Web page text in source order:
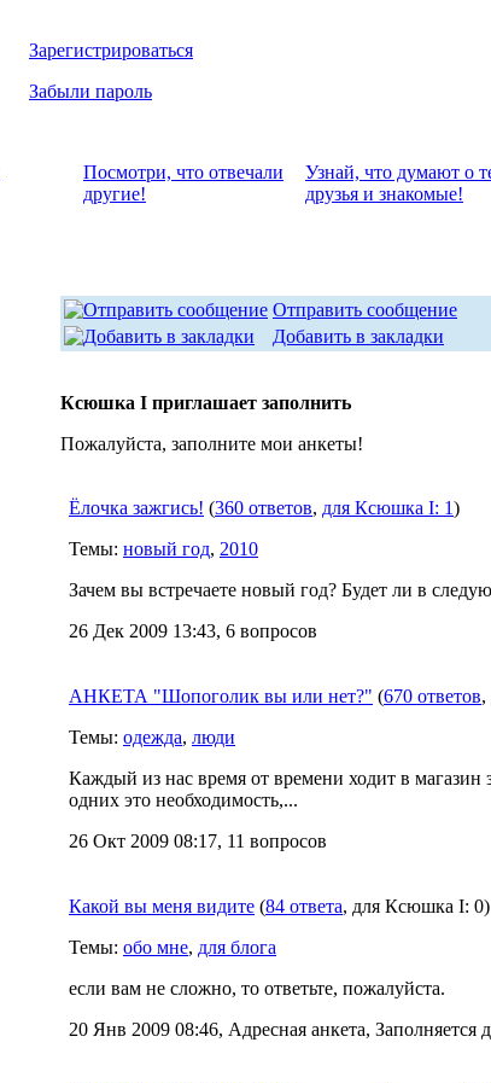
Зарегистрироваться
Забыли пароль
Посмотри, что отвeчали
другие!
Узнай, что думают о
друзья и знакомые!
Отправить сообщение
Добавить в закладки
Ксюшка I приглашает заполнить
Пожалуйста, заполните мои анкеты!
Ёлочка зажгись! (360 ответов, для Ксюшка I: 1)
Темы: новый год, 2010
Зачем вы встречаете новый год? Будет ли в
26 Дек 2009 13:43, 6 вопросов
АНКЕТА "Шопоголик вы или нет?" (670 ответов,
Темы: одежда, люди
Каждый из нас время от времени ходит в магазин
одних это необходимость,...
26 Окт 2009 08:17, 11 вопросов
Какой вы меня видите (84 ответа, для Ксюшка I: 0)
Темы: обо мне, для блога
если вам не сложно, то ответьте, пожалуйста.
20 Янв 2009 08:46, Адресная анкета, Заполняется